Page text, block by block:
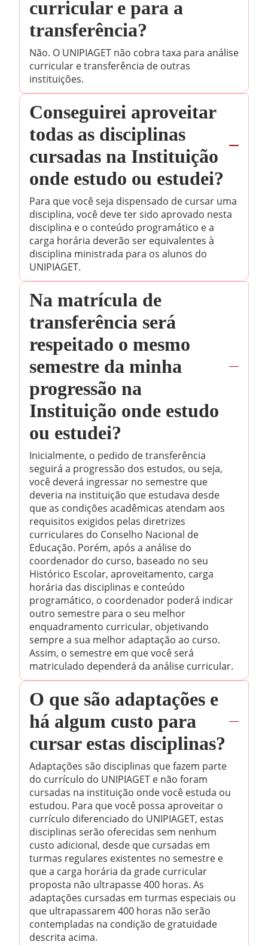
curricular e para a
transferência?
Não. O UNIPIAGET não cobra taxa para análise
curricular e transferência de outras
instituições.
Conseguirei aproveitar
todas as disciplinas
cursadas na Instituição
onde estudo ou estudei?
Para que você seja dispensado de cursar uma
disciplina, você deve ter sido aprovado nesta
disciplina e o conteúdo programático e a
carga horária deverão ser equivalentes à
disciplina ministrada para os alunos do
UNIPIAGET.
Na matrícula de
transferência será
respeitado o mesmo
semestre da minha
progressão na
Instituição onde estudo
ou estudei?
Inicialmente, o pedido de transferência
seguirá a progressão dos estudos, ou seja,
você deverá ingressar no semestre que
deveria na instituição que estudava desde
que as condições acadêmicas atendam aos
requisitos exigidos pelas diretrizes
curriculares do Conselho Nacional de
Educação. Porém, após a análise do
coordenador do curso, baseado no seu
Histórico Escolar, aproveitamento, carga
horária das disciplinas e conteúdo
programático, o coordenador poderá indicar
outro semestre para o seu melhor
enquadramento curricular, objetivando
sempre a sua melhor adaptação ao curso.
Assim, o semestre em que você será
matriculado dependerá da análise curricular.
O que são adaptações e
há algum custo para
cursar estas disciplinas?
Adaptações são disciplinas que fazem parte
do currículo do UNIPIAGET e não foram
cursadas na instituição onde você estuda ou
estudou. Para que você possa aproveitar o
currículo diferenciado do UNIPIAGET, estas
disciplinas serão oferecidas sem nenhum
custo adicional, desde que cursadas em
turmas regulares existentes no semestre e
que a carga horária da grade curricular
proposta não ultrapasse 400 horas. As
adaptações cursadas em turmas especiais ou
que ultrapassarem 400 horas não serão
contempladas na condição de gratuidade
descrita acima.